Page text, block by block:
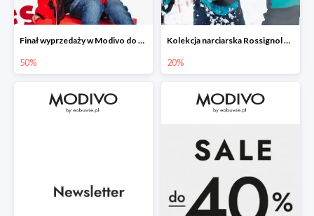
Finał wyprzedaży w Modivo do -50%
50%
Kolekcja narciarska Rossignol w Modivo do -20%
20%